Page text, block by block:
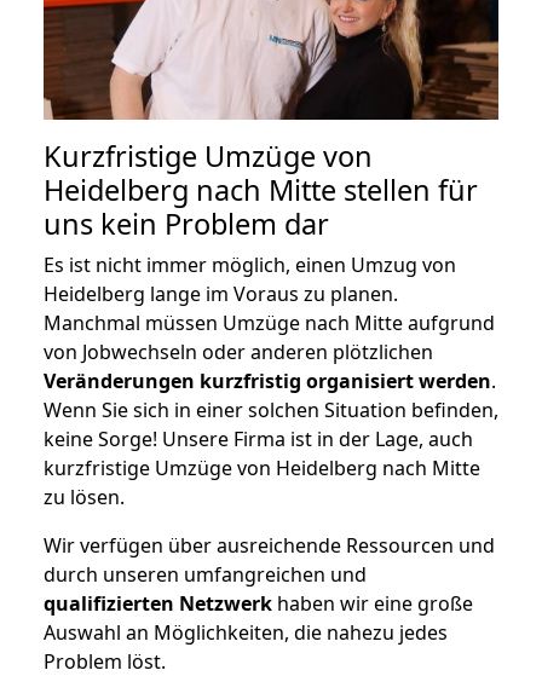
Kurzfristige Umzüge von
Heidelberg nach Mitte stellen für
uns kein Problem dar
Es ist nicht immer möglich, einen Umzug von
Heidelberg lange im Voraus zu planen.
Manchmal müssen Umzüge nach Mitte aufgrund
von Jobwechseln oder anderen plötzlichen
Veränderungen kurzfristig organisiert werden.
Wenn Sie sich in einer solchen Situation befinden,
keine Sorge! Unsere Firma ist in der Lage, auch
kurzfristige Umzüge von Heidelberg nach Mitte
zu lösen.
Wir verfügen über ausreichende Ressourcen und
durch unseren umfangreichen und
qualifizierten Netzwerk haben wir eine große
Auswahl an Möglichkeiten, die nahezu jedes
Problem löst.